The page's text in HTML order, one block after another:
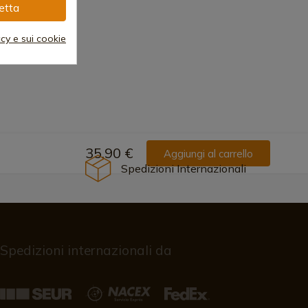
35,90 € Aggiungi al carrello
Spedizioni Internazionali
Spedizioni internazionali da
e sui cookie